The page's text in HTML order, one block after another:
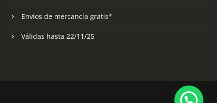
Envíos de mercancía gratis*
Válidas hasta 22/11/25